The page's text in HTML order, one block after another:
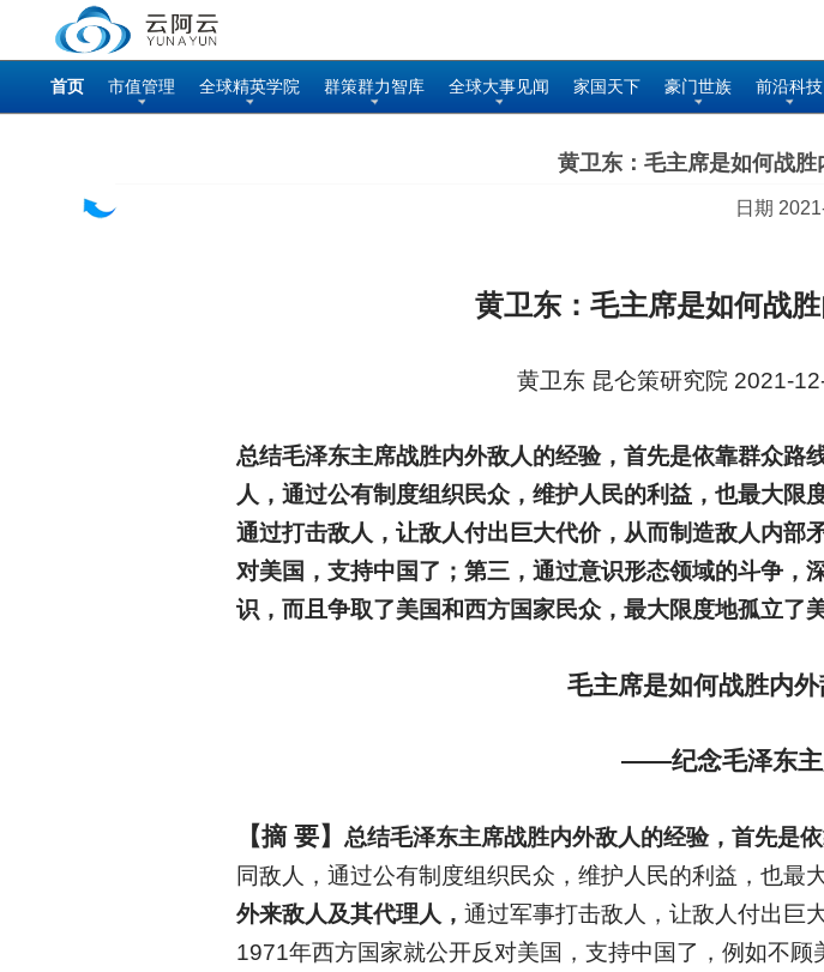
首页 市值管理 全球精英学院 群策群力智库 全球大事见闻 家国天下 豪门世族 前沿科技
黄卫东：毛主席是如何战胜
日期
黄卫东：毛主席是如何战
黄卫东 昆仑策研究院 2021-
总结毛泽东主席战胜内外敌人的经验，首先是依靠群众
人，通过公有制度组织民众，维护人民的利益，也最大限
通过打击敌人，让敌人付出巨大代价，从而制造敌人内部
对美国，支持中国了；第三，通过意识形态领域的斗争
识，而且争取了美国和西方国家民众，最大限度地孤立了
毛主席是如何战胜内
——纪念毛泽东主
【摘 要】 总结毛泽东主席战胜内外敌人的经验，首先是依
同敌人，通过公有制度组织民众，维护人民的利益，也最
外来敌人及其代理人， 通过军事打击敌人，让敌人付出巨
1971年西方国家就公开反对美国，支持中国了，例如不